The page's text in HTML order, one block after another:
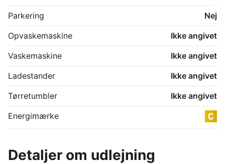
Parkering
Nej
Opvaskemaskine
Ikke angivet
Vaskemaskine
Ikke angivet
Ladestander
Ikke angivet
Tørretumbler
Ikke angivet
Energimærke
Detaljer om udlejning